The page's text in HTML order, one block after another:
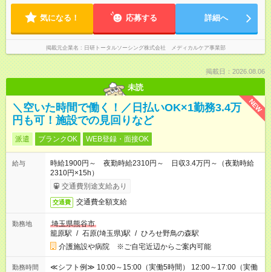
気になる！ 応募する 詳細へ
掲載元企業名 日研トータルソーシング株式会社 メディカルケア事業部
掲載日：2026.08.06
未読
NEW
＼空いた時間で働く！／日払いOK×1勤務3.4万
円も可！施設での見回りなど
派遣 ブランクOK WEB登録・面接OK
給与
時給1900円～ 夜勤時給2310円～ 日収3.4万円～（夜勤時給
2310円×15h）
交通費別途支給あり
交通費 交通費全額支給
勤務地
埼玉県熊谷市
籠原駅 / 石原(埼玉県)駅 / ひろせ野鳥の森駅
介護施設や病院 ※ご自宅近辺からご案内可能
勤務時間
≪シフト例≫ 10:00～15:00（実働5時間） 12:00～17:00（実働